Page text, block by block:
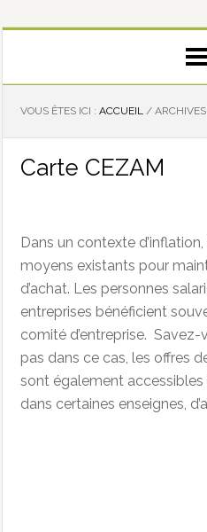
VOUS ÊTES ICI :ACCUEIL /
Carte CEZAM
Dans un contexte
moyens existants pour
d’achat. Les personnes
entreprises bénéficient
comité d’entreprise. Savez-
pas dans ce cas, les offres
sont également accessibles
dans certaines enseignes,